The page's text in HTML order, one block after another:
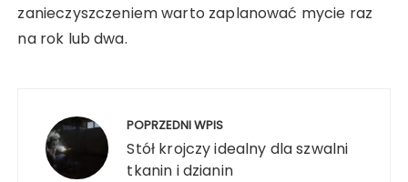
zanieczyszczeniem warto zaplanować mycie raz
na rok lub dwa.
wpisu POPRZEDNI WPIS
Stół krojczy idealny dla szwalni
tkanin i dzianin